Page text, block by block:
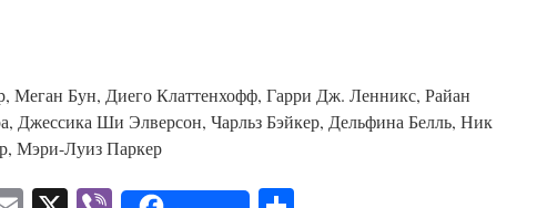
Меган Бун, Диего Клаттенхофф, Гарри Дж. Ленникс, Райан
Джессика Ши Элверсон, Чарльз Бэйкер, Дельфина Белль, Ник
Мэри-Луиз Паркер